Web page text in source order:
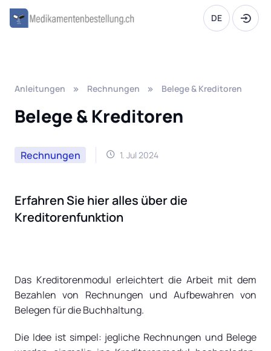
DE
Anleitungen Rechnungen Belege & Kreditoren
Belege & Kreditoren
Rechnungen 1. Jul 2024
Erfahren Sie hier alles über die
Kreditorenfunktion
Das Kreditorenmodul erleichtert die Arbeit mit dem
Bezahlen von Rechnungen und Aufbewahren von
Belegen für die Buchhaltung.
Die Idee ist simpel: jegliche Rechnungen und Belege